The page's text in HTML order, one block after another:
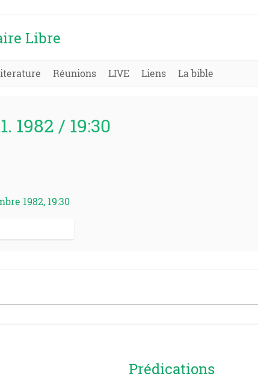
Libre
Réunions LIVE Liens La bible
1982 / 19:30
1982, 19:30
Prédications